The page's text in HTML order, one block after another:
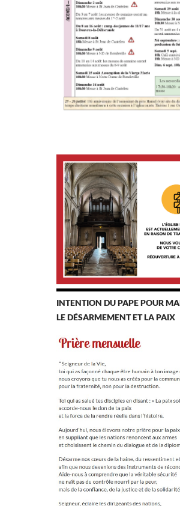
INTENTION DU PAPE POUR
LE DÉSARMEMENT ET LA PAIX